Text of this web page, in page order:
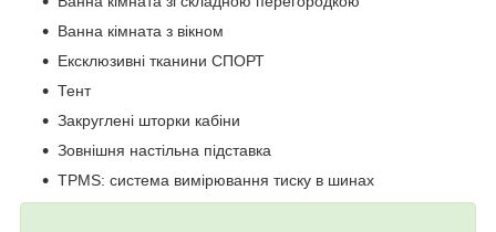
Ванна кімната з вікном
Ексклюзивні тканини СПОРТ
Тент
Закруглені шторки кабіни
Зовнішня настільна підставка
TPMS: система вимірювання тиску в шинах